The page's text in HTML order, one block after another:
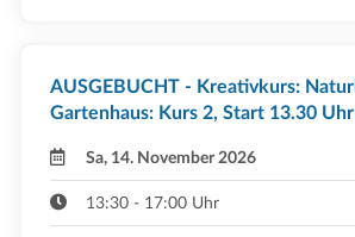
AUSGEBUCHT - Kreativkurs:
Gartenhaus: Kurs 2, Start 13.30 Uhr
Sa, 14. November 2026
13:30 - 17:00 Uhr